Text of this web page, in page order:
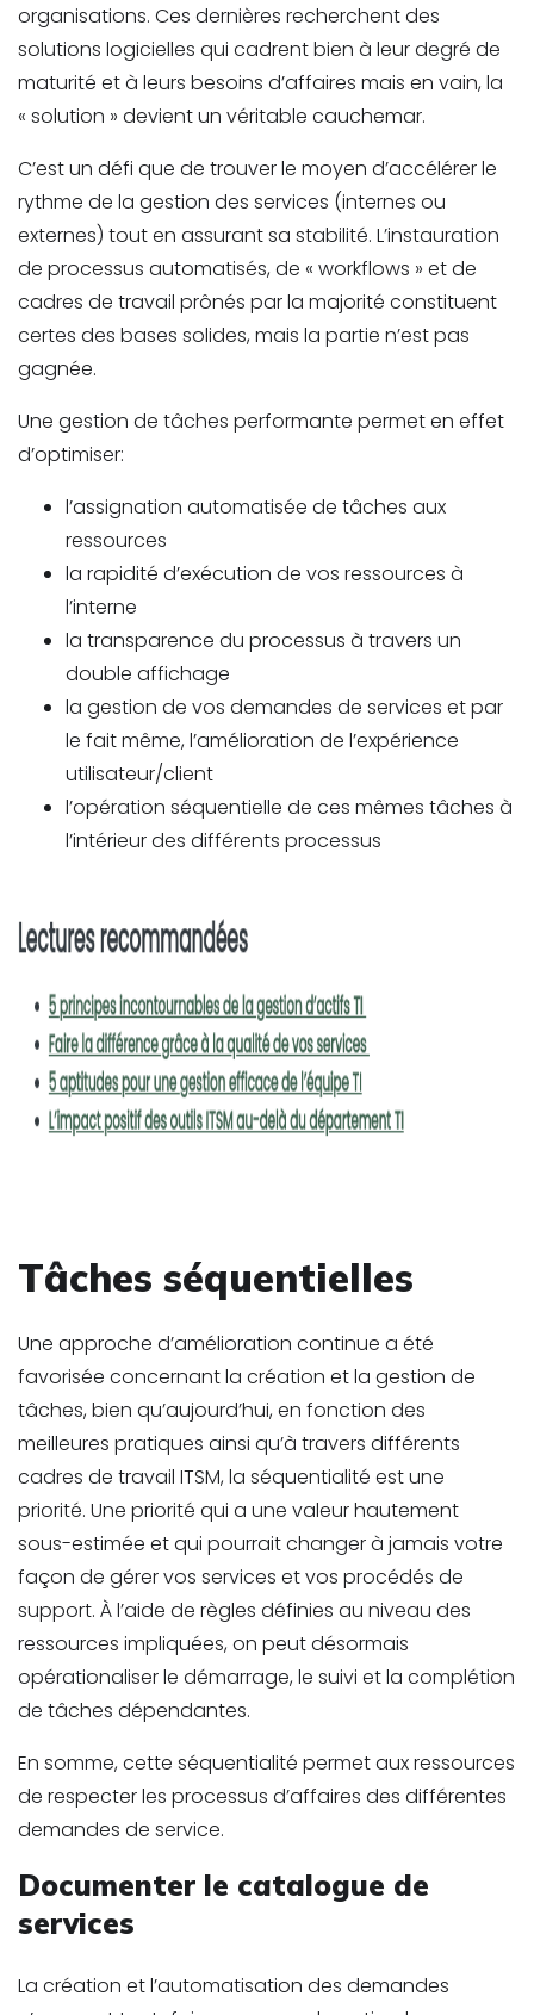
organisations. Ces dernières recherchent des
solutions logicielles qui cadrent bien à leur degré de
maturité et à leurs besoins d’affaires mais en vain, la
« solution » devient un véritable cauchemar.
C’est un défi que de trouver le moyen d’accélérer le
rythme de la gestion des services (internes ou
externes) tout en assurant sa stabilité. L’instauration
de processus automatisés, de « workflows » et de
cadres de travail prônés par la majorité constituent
certes des bases solides, mais la partie n’est pas
gagnée.
Une gestion de tâches performante permet en effet
d’optimiser:
l’assignation automatisée de tâches aux
ressources
la rapidité d’exécution de vos ressources à
l’interne
la transparence du processus à travers un
double affichage
la gestion de vos demandes de services et par
le fait même, l’amélioration de l’expérience
utilisateur/client
l’opération séquentielle de ces mêmes tâches à
l’intérieur des différents processus
Tâches séquentielles
Une approche d’amélioration continue a été
favorisée concernant la création et la gestion de
tâches, bien qu’aujourd’hui, en fonction des
meilleures pratiques ainsi qu’à travers différents
cadres de travail ITSM, la séquentialité est une
priorité. Une priorité qui a une valeur hautement
sous-estimée et qui pourrait changer à jamais votre
façon de gérer vos services et vos procédés de
support. À l’aide de règles définies au niveau des
ressources impliquées, on peut désormais
opérationaliser le démarrage, le suivi et la complétion
de tâches dépendantes.
En somme, cette séquentialité permet aux ressources
de respecter les processus d’affaires des différentes
demandes de service.
Documenter le catalogue de
services
La création et l’automatisation des demandes